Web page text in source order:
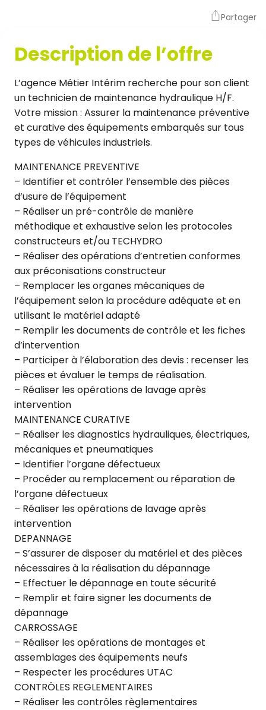
Partager
Description de l’offre
L’agence Métier Intérim recherche pour son client
un technicien de maintenance hydraulique H/F.
Votre mission : Assurer la maintenance préventive
et curative des équipements embarqués sur tous
types de véhicules industriels.
MAINTENANCE PREVENTIVE
– Identifier et contrôler l’ensemble des pièces
d’usure de l’équipement
– Réaliser un pré-contrôle de manière
méthodique et exhaustive selon les protocoles
constructeurs et/ou TECHYDRO
– Réaliser des opérations d’entretien conformes
aux préconisations constructeur
– Remplacer les organes mécaniques de
l’équipement selon la procédure adéquate et en
utilisant le matériel adapté
– Remplir les documents de contrôle et les fiches
d’intervention
– Participer à l’élaboration des devis : recenser les
pièces et évaluer le temps de réalisation.
– Réaliser les opérations de lavage après
intervention
MAINTENANCE CURATIVE
– Réaliser les diagnostics hydrauliques, électriques,
mécaniques et pneumatiques
– Identifier l’organe défectueux
– Procéder au remplacement ou réparation de
l’organe défectueux
– Réaliser les opérations de lavage après
intervention
DEPANNAGE
– S’assurer de disposer du matériel et des pièces
nécessaires à la réalisation du dépannage
– Effectuer le dépannage en toute sécurité
– Remplir et faire signer les documents de
dépannage
CARROSSAGE
– Réaliser les opérations de montages et
assemblages des équipements neufs
– Respecter les procédures UTAC
CONTRÔLES REGLEMENTAIRES
– Réaliser les contrôles règlementaires